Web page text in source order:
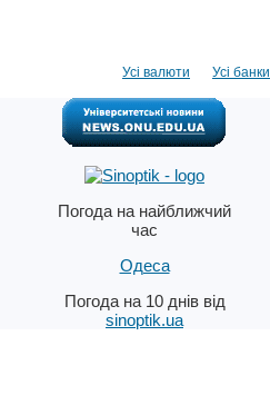
Усі банки
Усі валюти
Погода на найближчий
час
Одеса
Погода на 10 днів від
sinoptik.ua